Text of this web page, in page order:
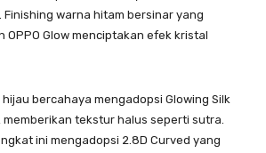
Finishing warna hitam bersinar yang
OPPO Glow menciptakan efek kristal
bercahaya mengadopsi Glowing Silk
tekstur halus seperti sutra.
ini mengadopsi 2.8D Curved yang